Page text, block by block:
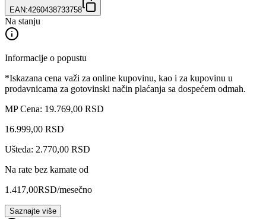
EAN:4260438733758
Na stanju
Informacije o popustu
*Iskazana cena važi za online kupovinu, kao i za kupovinu u
prodavnicama za gotovinski način plaćanja sa dospećem odmah.
MP Cena: 19.769,00 RSD
16.999,00 RSD
Ušteda: 2.770,00 RSD
Na rate bez kamate od
1.417,00RSD/mesečno
Saznajte više